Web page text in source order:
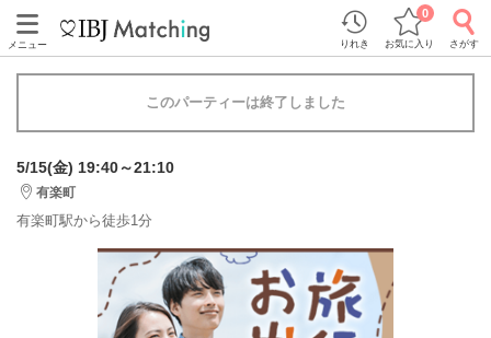
メニュー りれき お気に入り
0
さがす
このパーティーは終了しました
5/15(金) 19:40～21:10
有楽町
有楽町駅から徒歩1分